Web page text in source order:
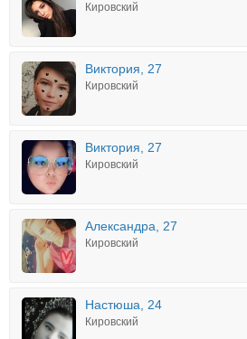
Кировский
Виктория, 27
Кировский
Виктория, 27
Кировский
Александра, 27
Кировский
Настюша, 24
Кировский